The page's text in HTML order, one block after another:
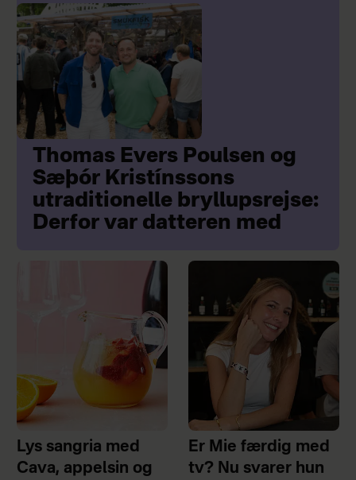
Thomas Evers Poulsen og
Sæþór Kristínssons
utraditionelle bryllupsrejse:
Derfor var datteren med
Lys sangria med
Cava, appelsin og
Er Mie færdig med
tv? Nu svarer hun